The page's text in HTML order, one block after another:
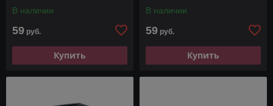
В наличии
59 руб.
Купить
В наличии
59 руб.
Купить